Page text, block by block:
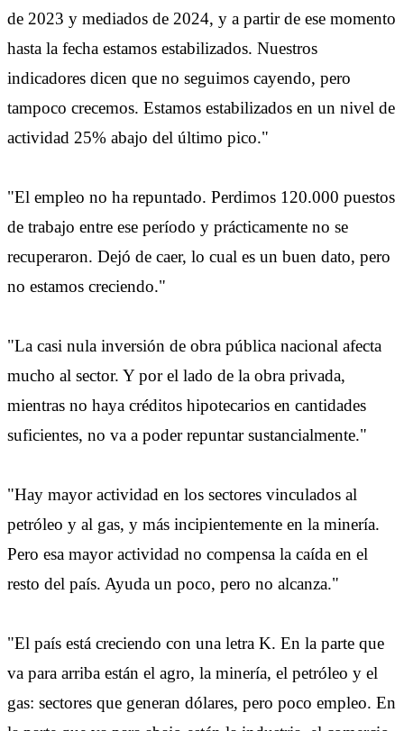
de 2023 y mediados de 2024, y a partir de ese momento
hasta la fecha estamos estabilizados. Nuestros
indicadores dicen que no seguimos cayendo, pero
tampoco crecemos. Estamos estabilizados en un nivel de
actividad 25% abajo del último pico."
"El empleo no ha repuntado. Perdimos 120.000 puestos
de trabajo entre ese período y prácticamente no se
recuperaron. Dejó de caer, lo cual es un buen dato, pero
no estamos creciendo."
"La casi nula inversión de obra pública nacional afecta
mucho al sector. Y por el lado de la obra privada,
mientras no haya créditos hipotecarios en cantidades
suficientes, no va a poder repuntar sustancialmente."
"Hay mayor actividad en los sectores vinculados al
petróleo y al gas, y más incipientemente en la minería.
Pero esa mayor actividad no compensa la caída en el
resto del país. Ayuda un poco, pero no alcanza."
"El país está creciendo con una letra K. En la parte que
va para arriba están el agro, la minería, el petróleo y el
gas: sectores que generan dólares, pero poco empleo. En